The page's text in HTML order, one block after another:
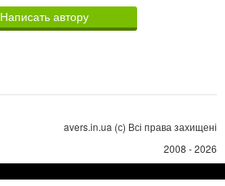
Написать автору
avers.in.ua (с) Всі права захищені
2008 - 2026